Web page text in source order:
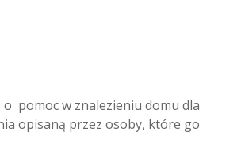
o pomoc w znalezieniu domu dla
opisaną przez osoby, które go